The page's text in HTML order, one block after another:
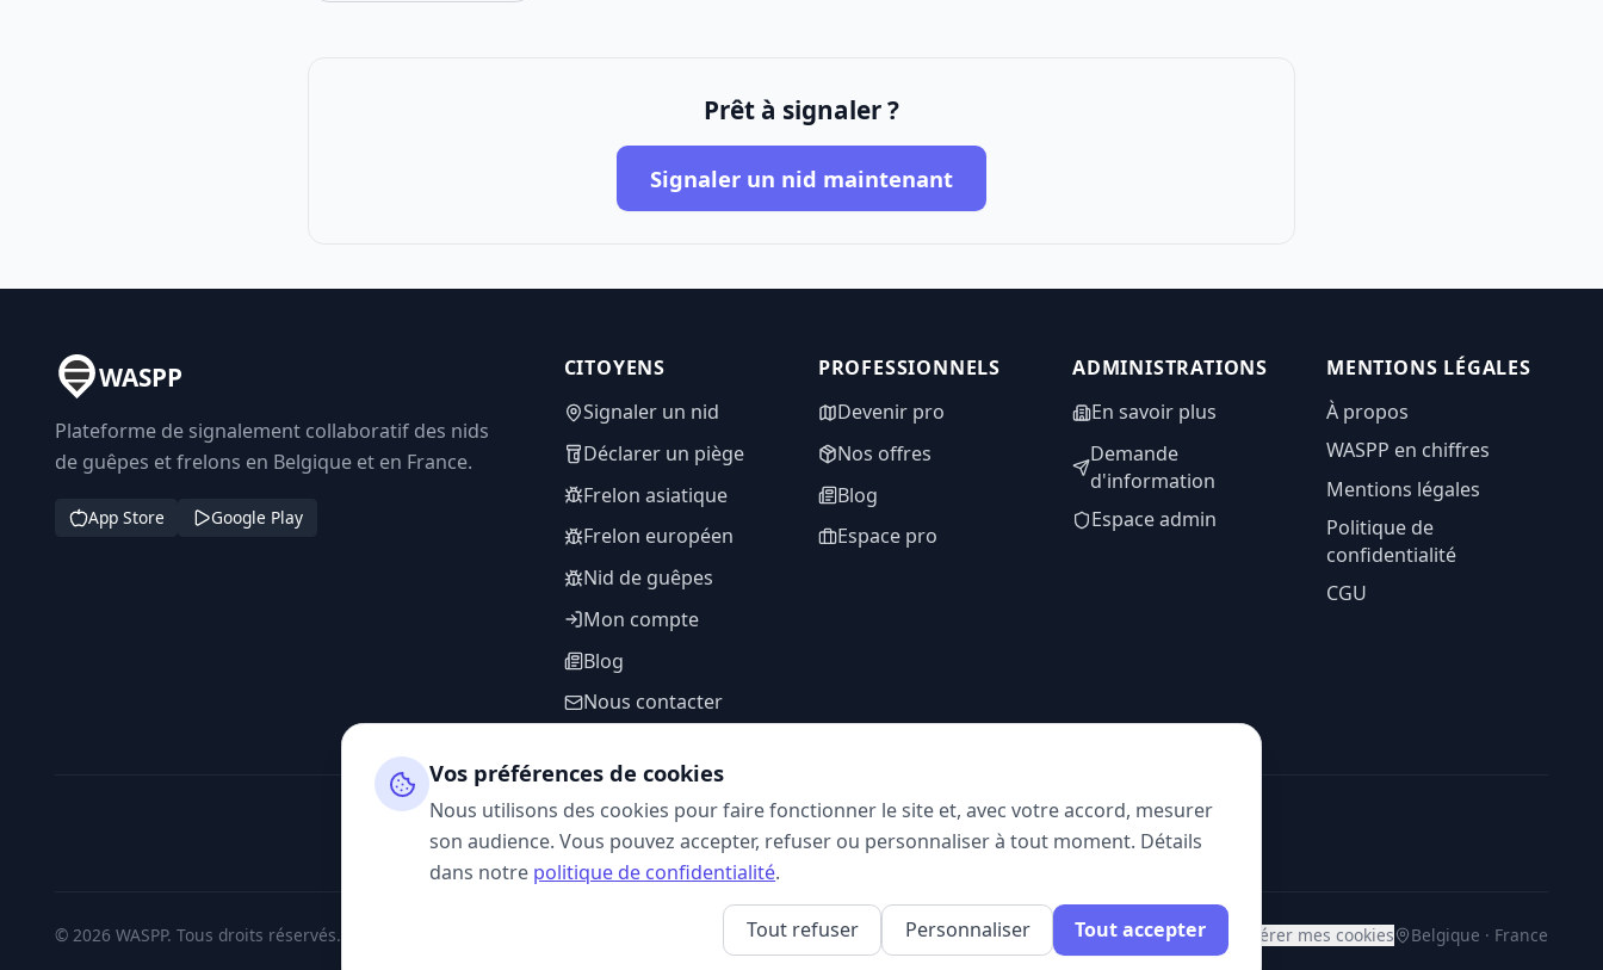
Prêt à signaler ?
Signaler un nid maintenant
WASPP
Plateforme de signalement collaboratif des nids
de guêpes et frelons en Belgique et en France.
App Store Google Play
CITOYENS
Signaler un nid
Déclarer un piège
Frelon asiatique
Frelon européen
Nid de guêpes
Mon compte
Blog
Nous contacter
PROFESSIONNELS
Devenir pro
Nos offres
Blog
Espace pro
ADMINISTRATIONS
En savoir plus
Demande
d'information
Espace admin
MENTIONS LÉGALES
À propos
WASPP en chiffres
Mentions légales
Politique de
confidentialité
CGU
SUIVEZ-NOUS
© 2026 WASPP. Tous droits réservés. Gérer mes cookies Belgique · France
Vos préférences de cookies
Nous utilisons des cookies pour faire fonctionner le site et, avec votre accord, mesurer
son audience. Vous pouvez accepter, refuser ou personnaliser à tout moment. Détails
dans notre politique de confidentialité.
Tout refuser Personnaliser Tout accepter